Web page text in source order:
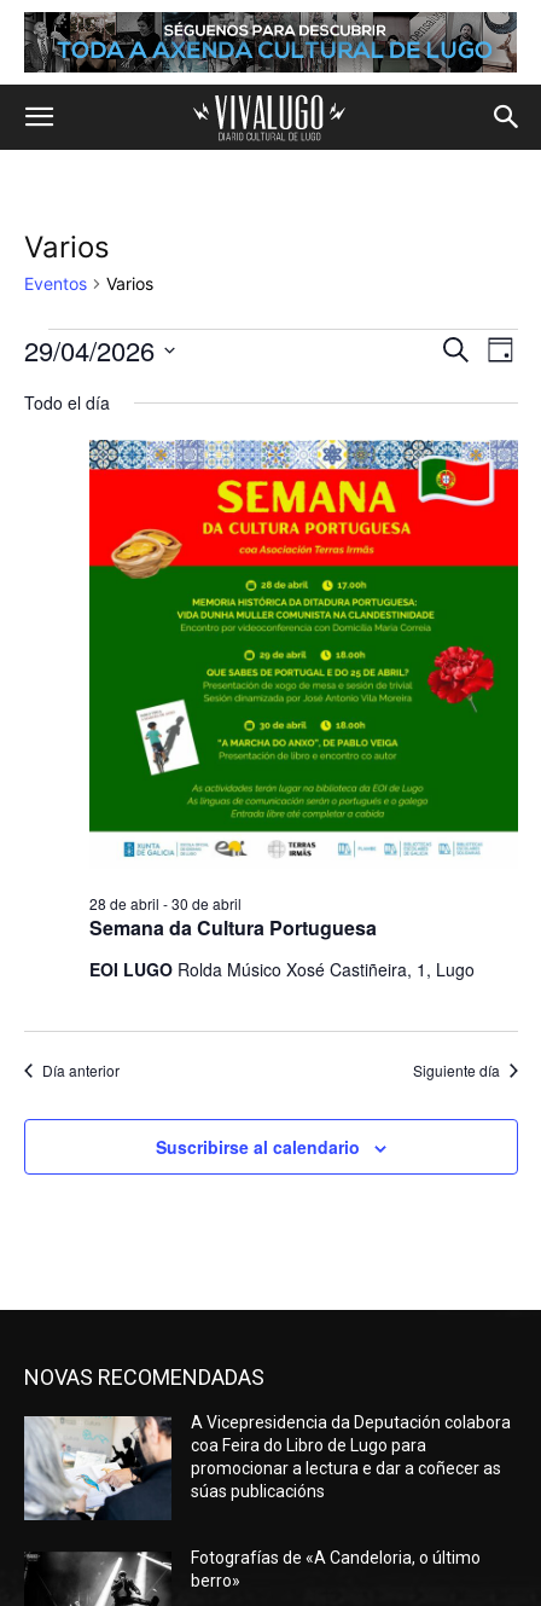
Varios
Eventos Varios
Eventos
en
de
y
Buscar
de
Día
29/04/2026
la
Todo el día
Semana da Cultura Portuguesa
28 de abril -30 de abril
EOI LUGO Rolda Músico Xosé Castiñeira, 1, Lugo
Día anterior Siguiente día
Suscribirse al calendario
NOVAS RECOMENDADAS
A Vicepresidencia da Deputación colabora
coa Feira do Libro de Lugo para
promocionar a lectura e dar a coñecer as
súas publicacións
Fotografías de «A Candeloria, o último
berro»